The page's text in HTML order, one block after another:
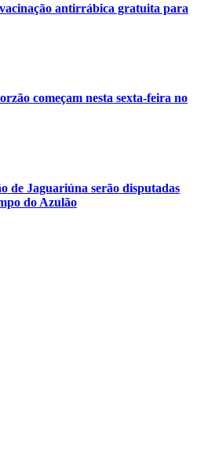
antirrábica gratuita para
começam nesta sexta-feira no
de Jaguariúna serão disputadas
do Azulão